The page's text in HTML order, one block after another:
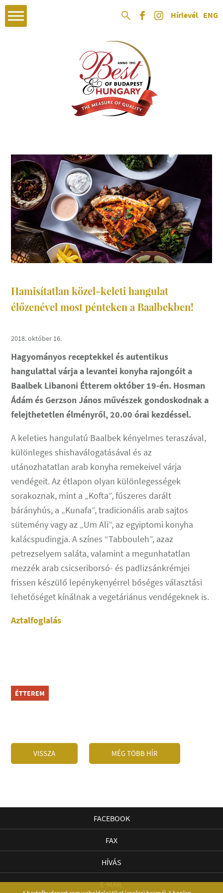
Hírlevél ENG
Hamisítatlan közel-keleti hangulat
élőzenével most pénteken a Baalbekben!
2018. október 16.
Hagyományos receptekkel és autentikus
hangulattal várja a levantei konyha rajongóit a
Baalbek Libanoni Étterem október 19-én. Hosman
Ádám és Gerzson János művészek gondoskodnak a
felejthetetlen élményről, 20.00 órai kezdéssel.
A keleties hangulatú Baalbek kényelmes teraszával,
különleges shishaválogatásával és az
utánozhatatlan arab konyha remekeivel várja
vendégeit. Az étlapon olyan különlegességek
sorakoznak, mint a „Kofta”, fűszeres darált
bárányhús, a „Kunafa”, tradicionális arab sajtos
sütemény vagy az „Um Ali”, az egyiptomi konyha
kalácspudingja. A színes “Tabbouleh”, azaz
petrezselyem saláta, valamint a megunhatatlan
mezzék arab csicseriborsó- és padlizsánkrémjei
frissen készülő lepénykenyérrel bőséges választási
lehetőséget kínálnak a vegetáriánus vendégeknek is.
Aztalfoglalás
ÉTTEREM
VISSZA MÉG TÖBB HÍR
FACEBOOK
FAX
HÍVÁS
E-MAIL